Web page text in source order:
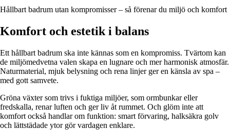
Hållbart badrum utan kompromisser – så förenar du miljö och komfort
Komfort och estetik i balans
Ett hållbart badrum ska inte kännas som en kompromiss. Tvärtom kan
de miljömedvetna valen skapa en lugnare och mer harmonisk atmosfär.
Naturmaterial, mjuk belysning och rena linjer ger en känsla av spa –
med gott samvete.
Gröna växter som trivs i fuktiga miljöer, som ormbunkar eller
fredskalla, renar luften och ger liv åt rummet. Och glöm inte att
komfort också handlar om funktion: smart förvaring, halksäkra golv
och lättstädade ytor gör vardagen enklare.